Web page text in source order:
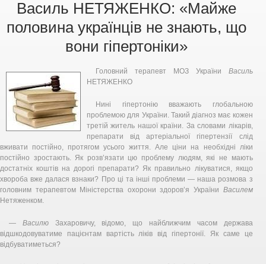
Василь НЕТЯЖЕНКО: «Майже
половина українців не знають, що
вони гіпертоніки»
Головний терапевт МОЗ України Василь
НЕТЯЖЕНКО
Нині гіпертонію вважають глобальною
проблемою для України. Такий діагноз має кожен
третій житель нашої країни. За словами лікарів,
препарати від артеріальної гіпертензії слід
вживати постійно, протягом усього життя. Але ціни на необхідні ліки
постійно зростають. Як розв’язати цю проблему людям, які не мають
достатніх коштів на дорогі препарати? Як правильно лікуватися, якщо
хвороба вже далася взнаки? Про ці та інші проблеми — наша розмова з
головним терапевтом Міністерства охорони здоров’я України Василем
Нетяженком.
— ВасилюЗахаровичу, відомо, що найближчим часом держава
відшкодовуватиме пацієнтам вартість ліків від гіпертонії. Як саме це
відбуватиметься?